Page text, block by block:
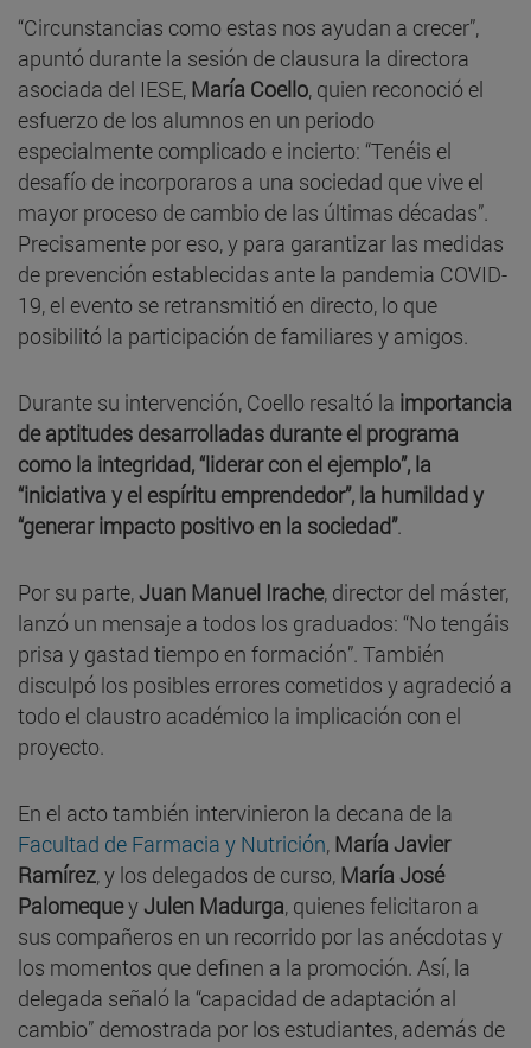
“Circunstancias como estas nos ayudan a crecer”,
apuntó durante la sesión de clausura la directora
asociada del IESE, María Coello, quien reconoció el
esfuerzo de los alumnos en un periodo
especialmente complicado e incierto: “Tenéis el
desafío de incorporaros a una sociedad que vive el
mayor proceso de cambio de las últimas décadas”.
Precisamente por eso, y para garantizar las medidas
de prevención establecidas ante la pandemia COVID-
19, el evento se retransmitió en directo, lo que
posibilitó la participación de familiares y amigos.
Durante su intervención, Coello resaltó la importancia
de aptitudes desarrolladas durante el programa
como la integridad, “liderar con el ejemplo”, la
“iniciativa y el espíritu emprendedor”, la humildad y
“generar impacto positivo en la sociedad”.
Por su parte,Juan Manuel Irache, director del máster,
lanzó un mensaje a todos los graduados: “No tengáis
prisa y gastad tiempo en formación”. También
disculpó los posibles errores cometidos y agradeció a
todo el claustro académico la implicación con el
proyecto.
En el acto también intervinieron la decana de la
Facultad de Farmacia y Nutrición, María Javier
Ramírez, y los delegados de curso, María José
PalomequeyJulen Madurga, quienes felicitaron a
sus compañeros en un recorrido por las anécdotas y
los momentos que definen a la promoción. Así, la
delegada señaló la “capacidad de adaptación al
cambio” demostrada por los estudiantes, además de